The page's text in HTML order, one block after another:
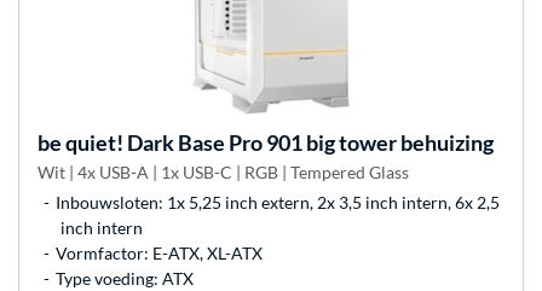
be quiet! Dark Base Pro 901 big tower behuizing
Wit | 4x USB-A | 1x USB-C | RGB | Tempered Glass
Inbouwsloten: 1x 5,25 inch extern, 2x 3,5 inch intern, 6x 2,5
inch intern
Vormfactor: E-ATX, XL-ATX
Type voeding: ATX